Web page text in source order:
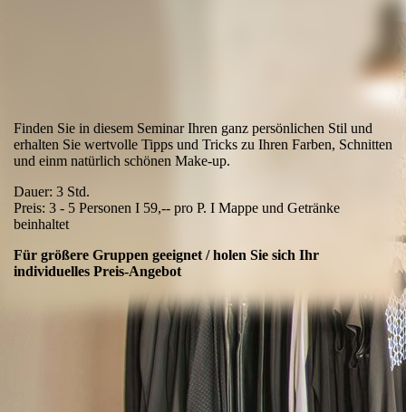
Finden Sie in diesem Seminar Ihren ganz persönlichen Stil und
erhalten Sie wertvolle Tipps und Tricks zu Ihren Farben, Schnitten
und einm natürlich schönen Make-up.
Dauer: 3 Std.
Preis: 3 - 5 Personen I 59,-- pro P. I Mappe und Getränke
beinhaltet
Für größere Gruppen geeignet / holen Sie sich Ihr
individuelles Preis-Angebot